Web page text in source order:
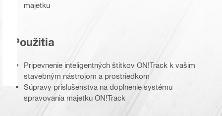
majetku
Použitia
Pripevnenie inteligentných štítkov ON!Track k vašim
stavebným nástrojom a prostriedkom
Súpravy príslušenstva na doplnenie systému
spravovania majetku ON!Track